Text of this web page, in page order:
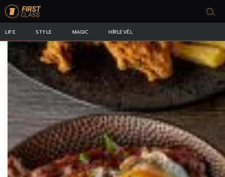
LIFE STYLE MAGIC HÍRLEVÉL